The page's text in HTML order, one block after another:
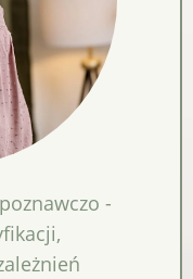
-
,